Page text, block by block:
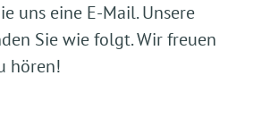
uns eine E-Mail. Unsere
Sie wie folgt. Wir freuen
hören!